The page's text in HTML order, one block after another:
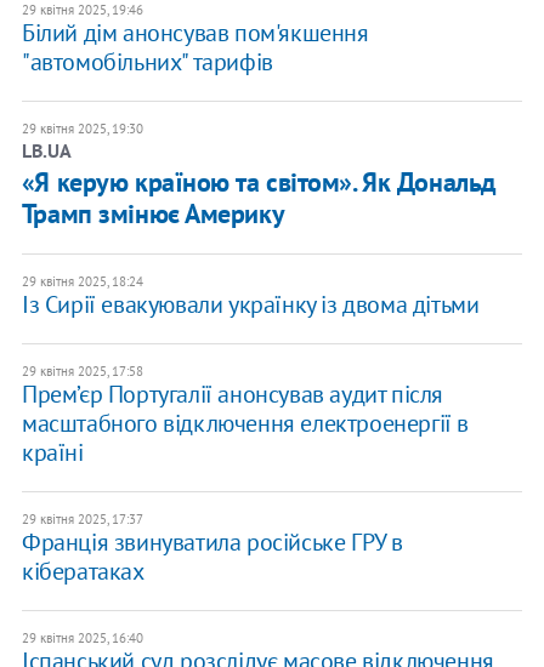
29 квітня 2025, 19:46
Білий дім анонсував пом'якшення
"автомобільних" тарифів
29 квітня 2025, 19:30
LB.UA
«Я керую країною та світом». Як Дональд
Трамп змінює Америку
29 квітня 2025, 18:24
Із Сирії евакуювали українку із двома дітьми
29 квітня 2025, 17:58
Прем’єр Португалії анонсував аудит після
масштабного відключення електроенергії в
країні
29 квітня 2025, 17:37
Франція звинуватила російське ГРУ в
кібератаках
29 квітня 2025, 16:40